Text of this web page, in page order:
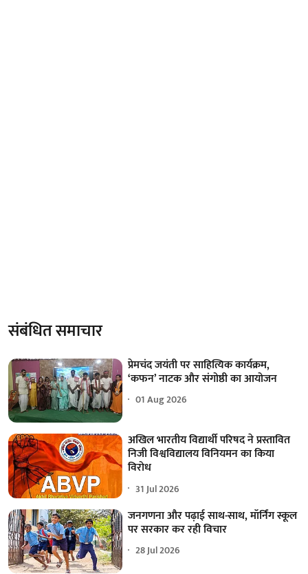
संबंधित समाचार
प्रेमचंद जयंती पर साहित्यिक कार्यक्रम,
‘कफन’ नाटक और संगोष्ठी का आयोजन
01 Aug 2026
अखिल भारतीय विद्यार्थी परिषद ने प्रस्तावित
निजी विश्वविद्यालय विनियमन का किया
विरोध
31 Jul 2026
जनगणना और पढ़ाई साथ-साथ, मॉर्निंग स्कूल
पर सरकार कर रही विचार
28 Jul 2026